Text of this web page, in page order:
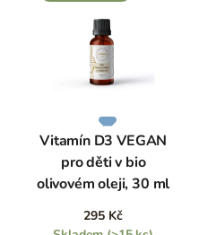
Vitamín D3 VEGAN
pro děti v bio
olivovém oleji, 30 ml
295 Kč